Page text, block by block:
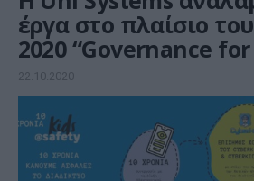
έργα στο πλαίσιο
2020 “Governance
22.10.2020